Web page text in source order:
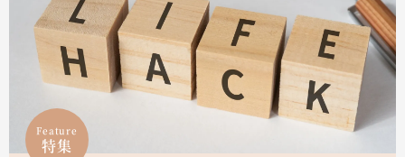
Feature
特集